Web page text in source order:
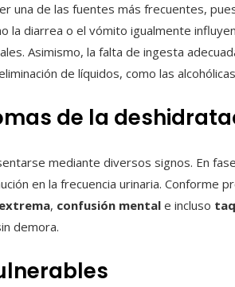
una de las fuentes más frecuentes,
la diarrea o el vómito igualmente
Asimismo, la falta de ingesta
de líquidos, como las
de la
mediante diversos signos. En
en la frecuencia urinaria. Conforme
, confusión mental e incluso
demora.